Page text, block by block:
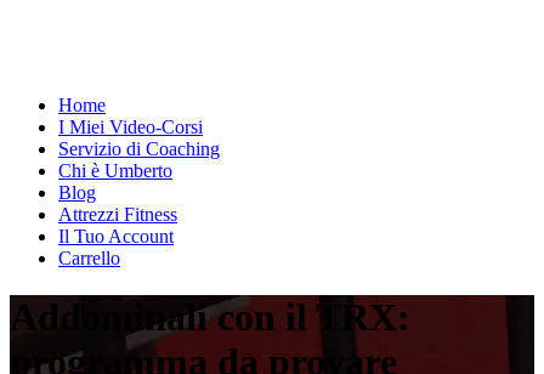
Home
I Miei Video-Corsi
Servizio di Coaching
Chi è Umberto
Blog
Attrezzi Fitness
Il Tuo Account
Carrello
Addominali con il TRX:
programma da provare